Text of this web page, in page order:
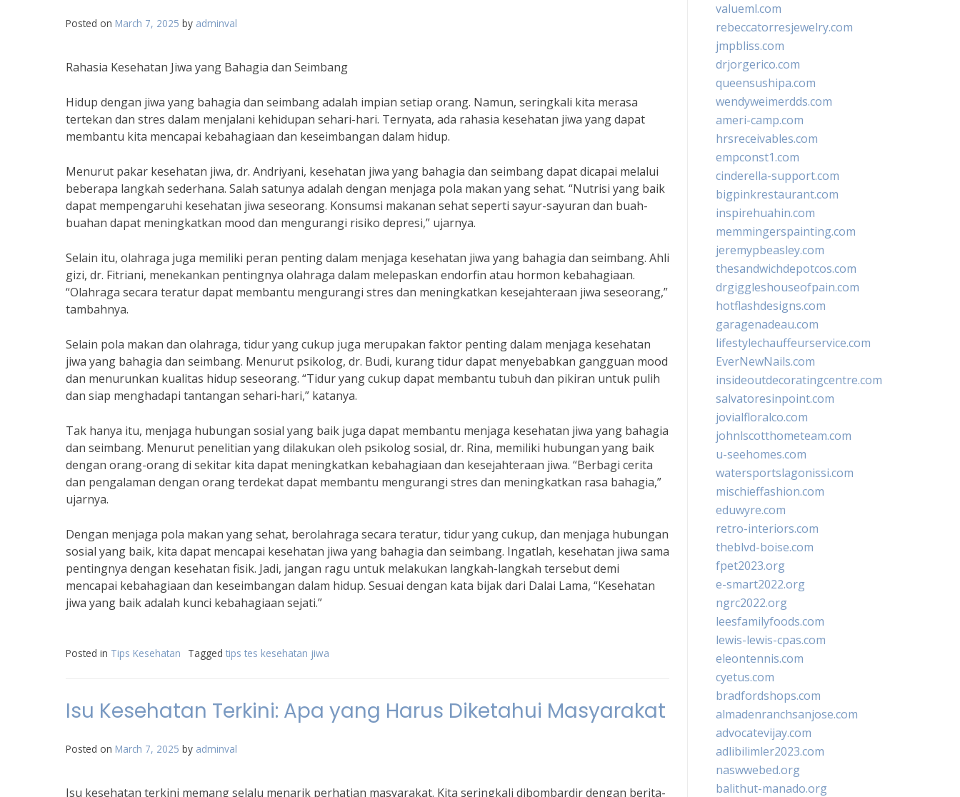
Posted on March 7, 2025 by adminval
Rahasia Kesehatan Jiwa yang Bahagia dan Seimbang
Hidup dengan jiwa yang bahagia dan seimbang adalah impian setiap orang. Namun, seringkali kita merasa
tertekan dan stres dalam menjalani kehidupan sehari-hari. Ternyata, ada rahasia kesehatan jiwa yang dapat
membantu kita mencapai kebahagiaan dan keseimbangan dalam hidup.
Menurut pakar kesehatan jiwa, dr. Andriyani, kesehatan jiwa yang bahagia dan seimbang dapat dicapai melalui
beberapa langkah sederhana. Salah satunya adalah dengan menjaga pola makan yang sehat. “Nutrisi yang baik
dapat mempengaruhi kesehatan jiwa seseorang. Konsumsi makanan sehat seperti sayur-sayuran dan buah-
buahan dapat meningkatkan mood dan mengurangi risiko depresi,” ujarnya.
Selain itu, olahraga juga memiliki peran penting dalam menjaga kesehatan jiwa yang bahagia dan seimbang. Ahli
gizi, dr. Fitriani, menekankan pentingnya olahraga dalam melepaskan endorfin atau hormon kebahagiaan.
“Olahraga secara teratur dapat membantu mengurangi stres dan meningkatkan kesejahteraan jiwa seseorang,”
tambahnya.
Selain pola makan dan olahraga, tidur yang cukup juga merupakan faktor penting dalam menjaga kesehatan
jiwa yang bahagia dan seimbang. Menurut psikolog, dr. Budi, kurang tidur dapat menyebabkan gangguan mood
dan menurunkan kualitas hidup seseorang. “Tidur yang cukup dapat membantu tubuh dan pikiran untuk pulih
dan siap menghadapi tantangan sehari-hari,” katanya.
Tak hanya itu, menjaga hubungan sosial yang baik juga dapat membantu menjaga kesehatan jiwa yang bahagia
dan seimbang. Menurut penelitian yang dilakukan oleh psikolog sosial, dr. Rina, memiliki hubungan yang baik
dengan orang-orang di sekitar kita dapat meningkatkan kebahagiaan dan kesejahteraan jiwa. “Berbagi cerita
dan pengalaman dengan orang terdekat dapat membantu mengurangi stres dan meningkatkan rasa bahagia,”
ujarnya.
Dengan menjaga pola makan yang sehat, berolahraga secara teratur, tidur yang cukup, dan menjaga hubungan
sosial yang baik, kita dapat mencapai kesehatan jiwa yang bahagia dan seimbang. Ingatlah, kesehatan jiwa sama
pentingnya dengan kesehatan fisik. Jadi, jangan ragu untuk melakukan langkah-langkah tersebut demi
mencapai kebahagiaan dan keseimbangan dalam hidup. Sesuai dengan kata bijak dari Dalai Lama, “Kesehatan
jiwa yang baik adalah kunci kebahagiaan sejati.”
Posted in Tips Kesehatan Tagged tips tes kesehatan jiwa
Isu Kesehatan Terkini: Apa yang Harus Diketahui Masyarakat
Posted on March 7, 2025 by adminval
Isu kesehatan terkini memang selalu menarik perhatian masyarakat. Kita seringkali dibombardir dengan berita-
valueml.com
rebeccatorresjewelry.com
jmpbliss.com
drjorgerico.com
queensushipa.com
wendyweimerdds.com
ameri-camp.com
hrsreceivables.com
empconst1.com
cinderella-support.com
bigpinkrestaurant.com
inspirehuahin.com
memmingerspainting.com
jeremypbeasley.com
thesandwichdepotcos.com
drgiggleshouseofpain.com
hotflashdesigns.com
garagenadeau.com
lifestylechauffeurservice.com
EverNewNails.com
insideoutdecoratingcentre.com
salvatoresinpoint.com
jovialfloralco.com
johnlscotthometeam.com
u-seehomes.com
watersportslagonissi.com
mischieffashion.com
eduwyre.com
retro-interiors.com
theblvd-boise.com
fpet2023.org
e-smart2022.org
ngrc2022.org
leesfamilyfoods.com
lewis-lewis-cpas.com
eleontennis.com
cyetus.com
bradfordshops.com
almadenranchsanjose.com
advocatevijay.com
adlibilimler2023.com
naswwebed.org
balithut-manado.org